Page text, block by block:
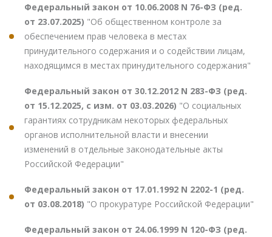
Федеральный закон от 10.06.2008 N 76-ФЗ (ред.
от 23.07.2025) "Об общественном контроле за
обеспечением прав человека в местах
принудительного содержания и о содействии лицам,
находящимся в местах принудительного содержания"
Федеральный закон от 30.12.2012 N 283-ФЗ (ред.
от 15.12.2025, с изм. от 03.03.2026) "О социальных
гарантиях сотрудникам некоторых федеральных
органов исполнительной власти и внесении
изменений в отдельные законодательные акты
Российской Федерации"
Федеральный закон от 17.01.1992 N 2202-1 (ред.
от 03.08.2018) "О прокуратуре Российской Федерации"
Федеральный закон от 24.06.1999 N 120-ФЗ (ред.